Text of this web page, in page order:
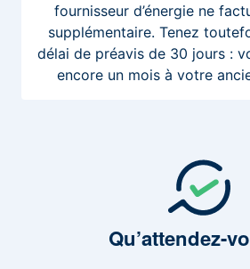
fournisseur d’énergie ne
supplémentaire. Tenez
délai de préavis de 30 jours :
encore un mois à votre
Qu’attendez-